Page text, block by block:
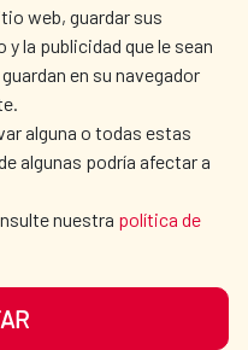
web, guardar sus
la publicidad que le sean
en su navegador
alguna o todas estas
algunas podría afectar a
nuestra política de
PROTECTION